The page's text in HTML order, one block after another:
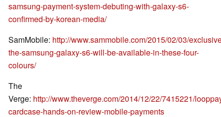
samsung-payment-system-debuting-with-galaxy-s6-
confirmed-by-korean-media/
SamMobile: http://www.sammobile.com/2015/02/03/
the-samsung-galaxy-s6-will-be-available-in-these-four-
colours/
The
Verge: http://www.theverge.com/2014/12/22/7415221/
cardcase-hands-on-review-mobile-payments